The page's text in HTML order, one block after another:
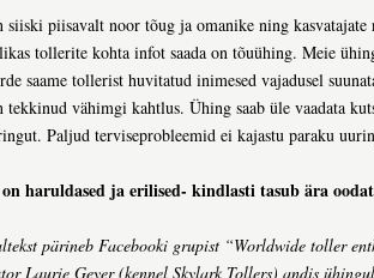
siiski piisavalt noor tõug ja omanike ning
tollerite kohta infot saada on tõuühing. Meie
saame tollerist huvitatud inimesed vajadusel
tekkinud vähimgi kahtlus. Ühing saab üle vaadata
Paljud terviseprobleemid ei kajastu paraku
haruldased ja erilised- kindlasti tasub ära
pärineb Facebooki grupist “Worldwide toller
Laurie Geyer (kennel Skylark Tollers) andis